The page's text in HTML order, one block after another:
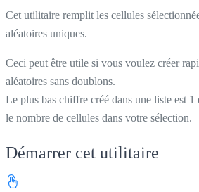
Cet utilitaire remplit les cellules
aléatoires uniques.
Ceci peut être utile si vous voulez créer
aléatoires sans doublons.
Le plus bas chiffre créé dans une liste est 1
le nombre de cellules dans votre sélection.
Démarrer cet utilitaire